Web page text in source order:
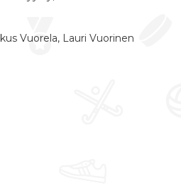
Vuorela, Lauri Vuorinen